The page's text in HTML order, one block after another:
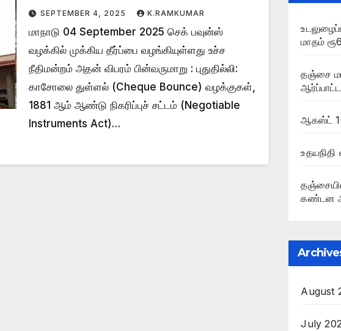
SEPTEMBER 4, 2025 K.RAMKUMAR
மாநாடு 04 September 2025 செக் பவுன்ஸ்
வழக்கில் முக்கிய தீர்ப்பை வழங்கியுள்ளது உச்ச
நீதிமன்றம் அதன் விபரம் பின்வருமாறு : புதுதில்லி:
காசோலை துள்ளல் (Cheque Bounce) வழக்குகள்,
1881 ஆம் ஆண்டு நிகரிப்புச் சட்டம் (Negotiable
Instruments Act)…
மாதம்
தஞ்சை
ஆகஸ்ட்
உதயநிதி
கண்டன
August
July